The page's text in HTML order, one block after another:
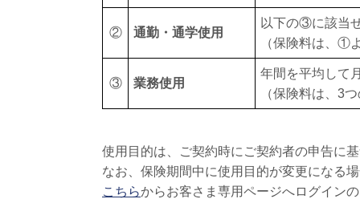
② 通勤・通学使用
以下の③に該当
（保険料は、①
③ 業務使用
年間を平均して
（保険料は、3
使用目的は、ご契約時にご契約者の申告に
なお、保険期間中に使用目的が変更になる
こちらからお客さま専用ページへログイン